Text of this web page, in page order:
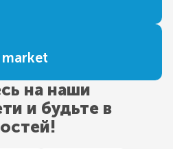
на наши
и будьте в